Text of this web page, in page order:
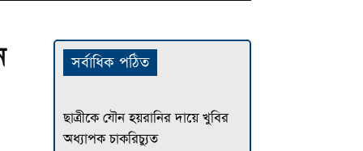
সর্বাধিক পঠিত
ছাত্রীকে যৌন হয়রানির দায়ে খুবির
অধ্যাপক চাকরিচ্যুত